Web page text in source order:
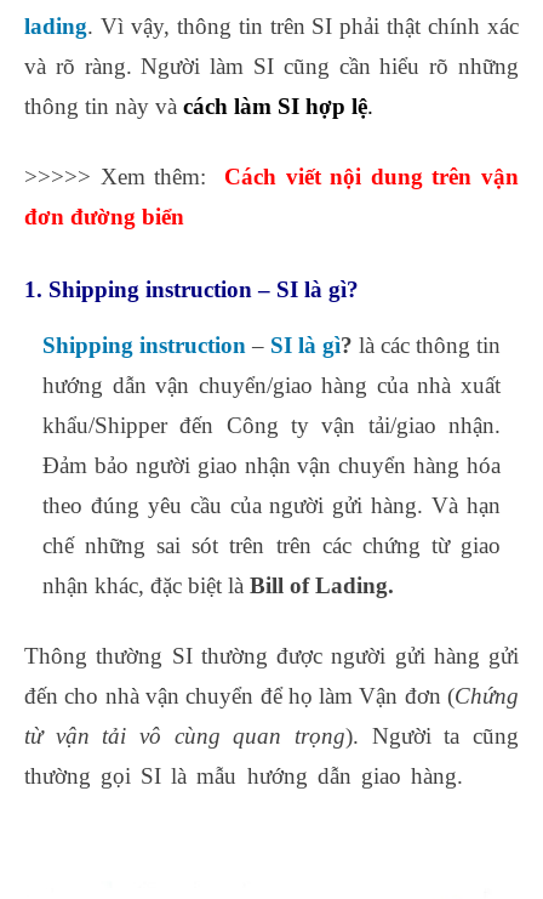
lading. Vì vậy, thông tin trên SI phải thật chính xác
và rõ ràng. Người làm SI cũng cần hiểu rõ những
thông tin này và cách làm SI hợp lệ.
>>>>> Xem thêm: Cách viết nội dung trên vận
đơn đường biển
1. Shipping instruction – SI là gì?
Shipping instruction – SI là gì? là các thông tin
hướng dẫn vận chuyển/giao hàng của nhà xuất
khẩu/Shipper đến Công ty vận tải/giao nhận.
Đảm bảo người giao nhận vận chuyển hàng hóa
theo đúng yêu cầu của người gửi hàng. Và hạn
chế những sai sót trên trên các chứng từ giao
nhận khác, đặc biệt là Bill of Lading.
Thông thường SI thường được người gửi hàng gửi
đến cho nhà vận chuyển để họ làm Vận đơn (Chứng
từ vận tải vô cùng quan trọng). Người ta cũng
thường gọi SI là mẫu hướng dẫn giao hàng.